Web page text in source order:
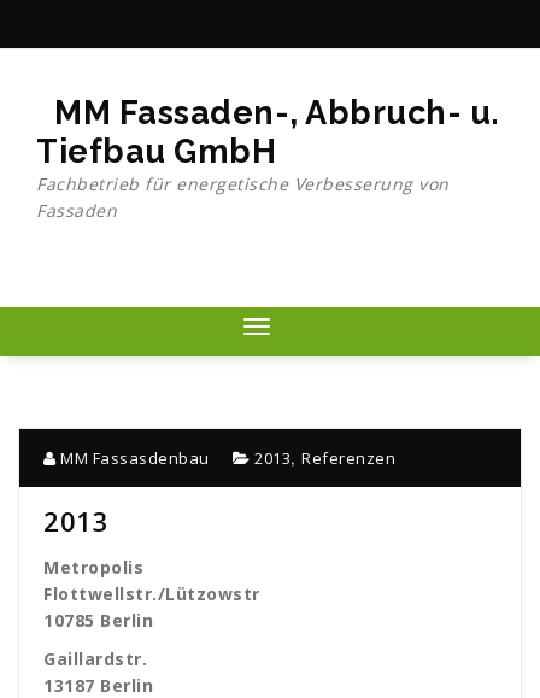
MM Fassaden-, Abbruch- u.
Tiefbau GmbH
Fachbetrieb für energetische Verbesserung von
Fassaden
Toggle
navigation
MM Fassasdenbau 2013, Referenzen
2013
Metropolis
Flottwellstr./Lützowstr
10785 Berlin
Gaillardstr.
13187 Berlin